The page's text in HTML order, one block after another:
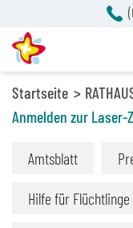
Startseite
Anmelden zur
Amtsblatt
Hilfe für Flüchtlinge